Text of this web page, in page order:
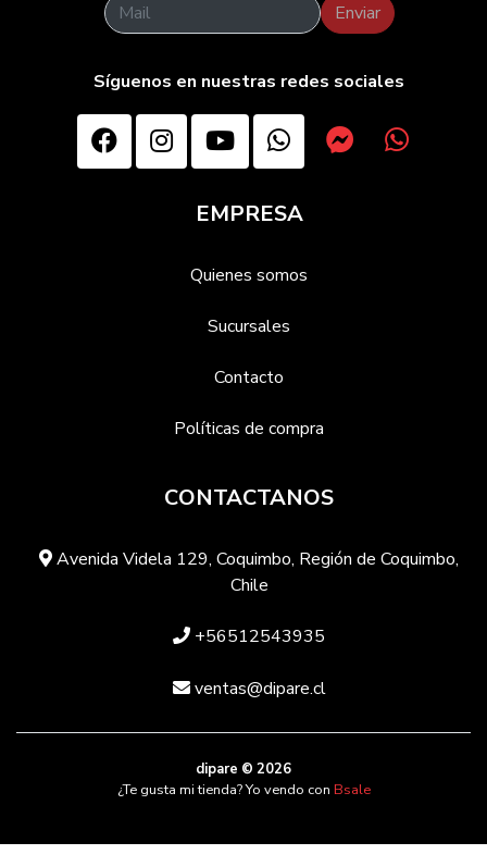
Enviar
Síguenos en nuestras redes sociales
EMPRESA
Quienes somos
Sucursales
Contacto
Políticas de compra
CONTACTANOS
Avenida Videla 129, Coquimbo, Región de Coquimbo,
Chile
+56512543935
ventas@dipare.cl
dipare © 2026
¿Te gusta mi tienda? Yo vendo con Bsale